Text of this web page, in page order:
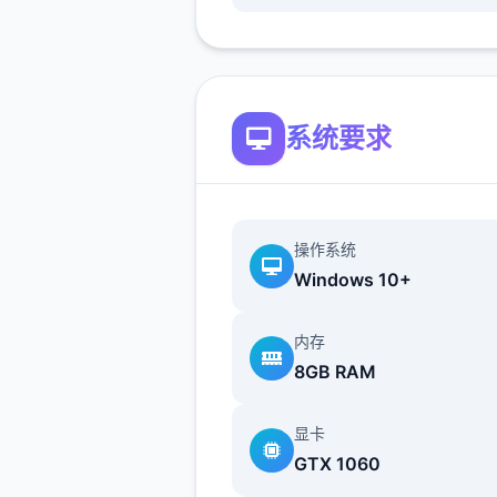
首先进游戏剧情后先输入各
能选其一（当然选50刀...），
礼包码的方法是打开背包，点
系统要求
操作系统
Windows 10+
内存
8GB RAM
显卡
GTX 1060